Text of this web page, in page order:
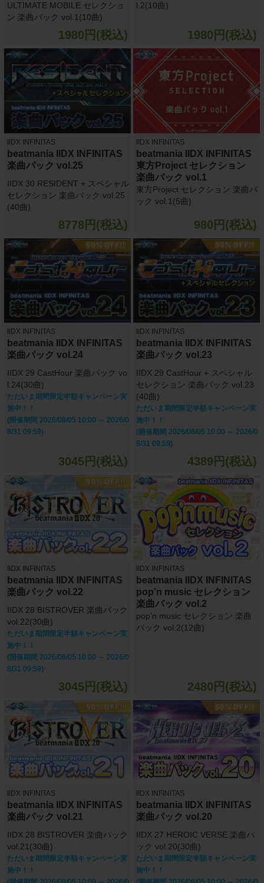
ULTIMATE MOBILE セレクショ
ン 楽曲パック vol.1(10曲)
1980円(税込)
l.2(10曲)
1980円(税込)
IIDX INFINITAS
beatmania IIDX INFINITAS
楽曲パック vol.25
IIDX 30 RESIDENT + スペシャル
セレクション 楽曲パック vol.25
(40曲)
8778円(税込)
IIDX INFINITAS
beatmania IIDX INFINITAS
東方Project セレクション
楽曲パック vol.1
東方Project セレクション 楽曲パ
ック vol.1(5曲)
980円(税込)
IIDX INFINITAS
beatmania IIDX INFINITAS
楽曲パック vol.24
IIDX 29 CastHour 楽曲パック vo
l.24(30曲)
ただいま期間限定半額キャンペーン実
施中！！
(開催期間 2026/08/05 10:00 ～ 2026/0
8/31 09:59)
3045円(税込)
IIDX INFINITAS
beatmania IIDX INFINITAS
楽曲パック vol.23
IIDX 29 CastHour + スペシャル
セレクション 楽曲パック vol.23
(40曲)
ただいま期間限定半額キャンペーン実
施中！！
(開催期間 2026/08/05 10:00 ～ 2026/0
8/31 09:59)
4389円(税込)
IIDX INFINITAS
beatmania IIDX INFINITAS
楽曲パック vol.22
IIDX 28 BISTROVER 楽曲パック
vol.22(30曲)
ただいま期間限定半額キャンペーン実
施中！！
(開催期間 2026/08/05 10:00 ～ 2026/0
8/31 09:59)
3045円(税込)
IIDX INFINITAS
beatmania IIDX INFINITAS
pop'n music セレクション
楽曲パック vol.2
pop'n music セレクション 楽曲
パック vol.2(12曲)
2480円(税込)
IIDX INFINITAS
beatmania IIDX INFINITAS
楽曲パック vol.21
IIDX 28 BISTROVER 楽曲パック
vol.21(30曲)
ただいま期間限定半額キャンペーン実
施中！！
IIDX INFINITAS
beatmania IIDX INFINITAS
楽曲パック vol.20
IIDX 27 HEROIC VERSE 楽曲パ
ック vol.20(30曲)
ただいま期間限定半額キャンペーン実
施中！！